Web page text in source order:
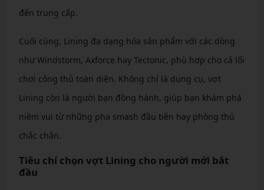
đến trung cấp.
Cuối cùng, Lining đa dạng hóa sản phẩm với các dòng
như Windstorm, Axforce hay Tectonic, phù hợp cho cả lối
chơi công thủ toàn diện. Không chỉ là dụng cụ, vợt
Lining còn là người bạn đồng hành, giúp bạn khám phá
niềm vui từ những pha smash đầu tiên hay phòng thủ
chắc chắn.
Tiêu chí chọn vợt Lining cho người mới bắt
đầu